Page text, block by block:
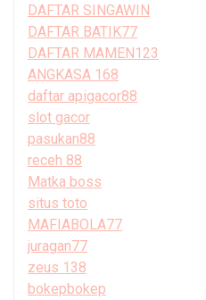
DAFTAR SINGAWIN
DAFTAR BATIK77
DAFTAR MAMEN123
ANGKASA 168
daftar apigacor88
slot gacor
pasukan88
receh 88
Matka boss
situs toto
MAFIABOLA77
juragan77
zeus 138
bokepbokep